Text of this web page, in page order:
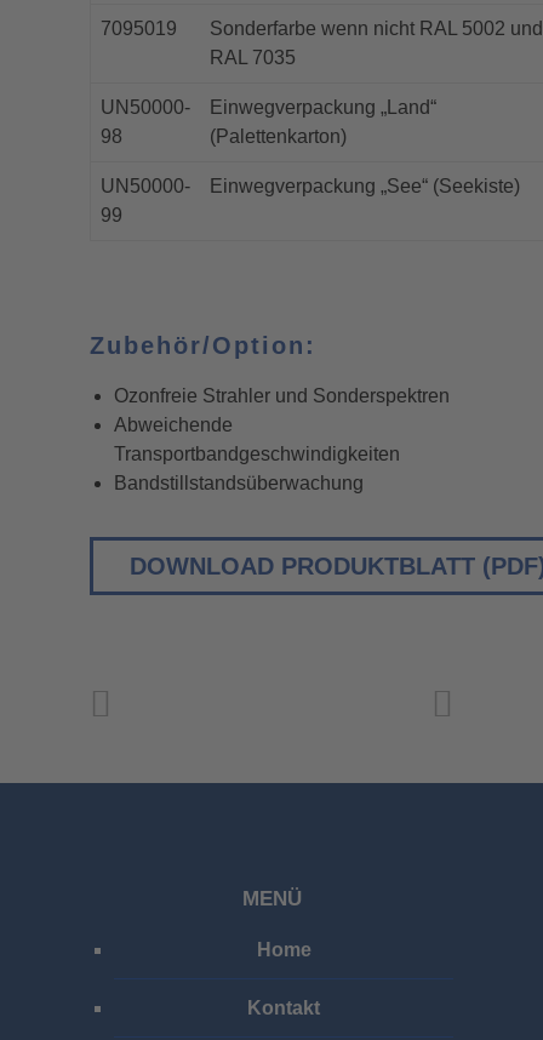
7095019
Sonderfarbe wenn nicht RAL 5002 und
RAL 7035
UN50000-
98
Einwegverpackung „Land“
(Palettenkarton)
UN50000-
99
Einwegverpackung „See“ (Seekiste)
Zubehör/Option:
Ozonfreie Strahler und Sonderspektren
Abweichende
Transportbandgeschwindigkeiten
Bandstillstandsüberwachung
DOWNLOAD PRODUKTBLATT
MENÜ
Home
Kontakt